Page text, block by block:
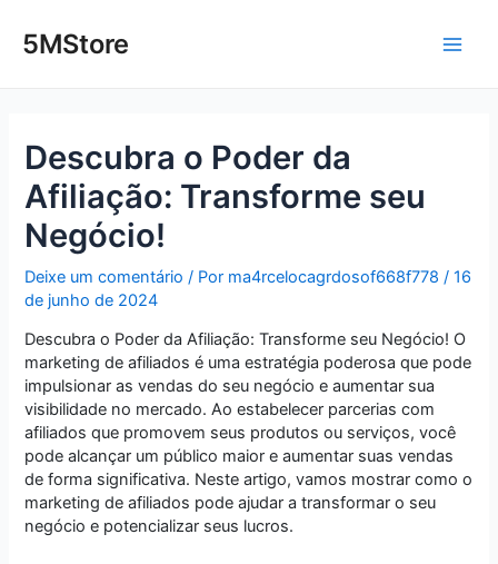
para5MStore
Descubra o Poder da
Afiliação: Transforme seu
Negócio!
Deixe um comentário / Por ma4rcelocagrdosof668f778/16
de junho de 2024
Descubra o Poder da Afiliação: Transforme seu Negócio! O
marketing de afiliados é uma estratégia poderosa que pode
impulsionar as vendas do seu negócio e aumentar sua
visibilidade no mercado. Ao estabelecer parcerias com
afiliados que promovem seus produtos ou serviços, você
pode alcançar um público maior e aumentar suas vendas
de forma significativa. Neste artigo, vamos mostrar como o
marketing de afiliados pode ajudar a transformar o seu
negócio e potencializar seus lucros.
navigation